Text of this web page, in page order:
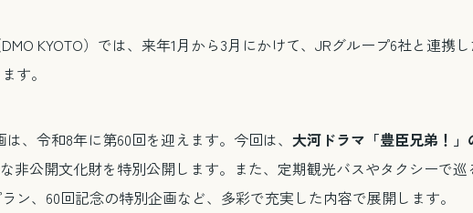
KYOTO）では、来年1月から3月にかけて、JRグループ6社と連携
す。
、令和8年に第60回を迎えます。今回は、 大河ドラマ「豊臣兄弟！
非公開文化財を特別公開します。また、定期観光バスやタクシーで
ン、60回記念の特別企画など、多彩で充実した内容で展開します。